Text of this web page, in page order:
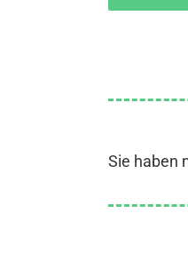
Sie haben